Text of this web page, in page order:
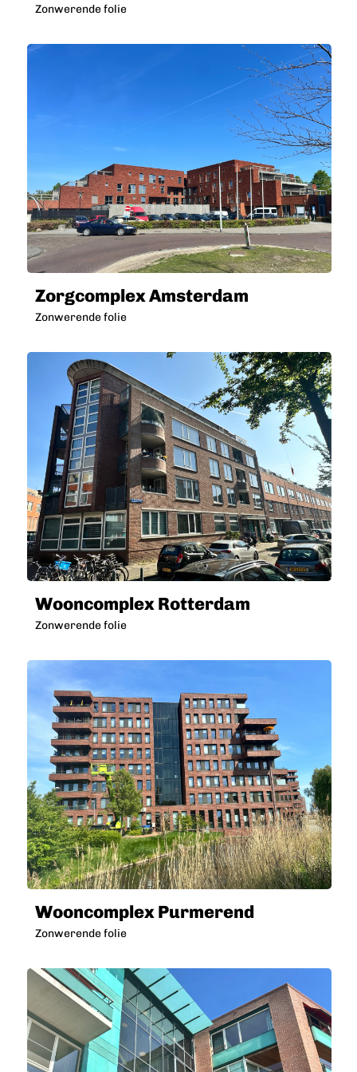
Zonwerende folie
Zorgcomplex Amsterdam
Zonwerende folie
Wooncomplex Rotterdam
Zonwerende folie
Wooncomplex Purmerend
Zonwerende folie